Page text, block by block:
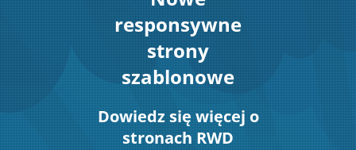
responsywne
strony
szablonowe
Dowiedz się więcej o
stronach RWD